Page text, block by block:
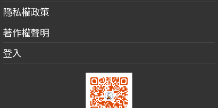
隱私權政策
著作權聲明
登入